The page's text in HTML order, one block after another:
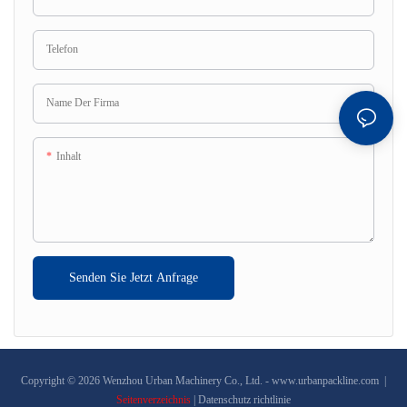
Telefon
Name Der Firma
Inhalt
Senden Sie Jetzt Anfrage
Tablettenzählmaschine,
Papierstopfmaschine, Verschließmaschine,
Copyright © 2026 Wenzhou Urban Machinery Co., Ltd. - www.urbanpackline.com
Seitenverzeichnis Datenschutz richtlinie